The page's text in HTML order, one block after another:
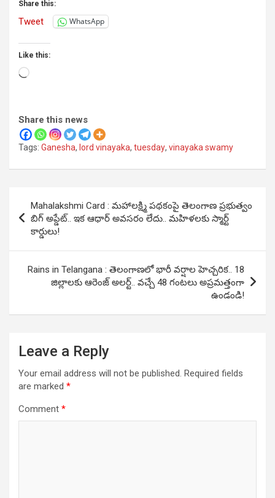
Share this:
Tweet WhatsApp
Like this:
Loading…
Share this news
Tags: Ganesha, lord vinayaka, tuesday, vinayaka swamy
navigation
Mahalakshmi Card : మహాలక్ష్మి పథకంపై తెలంగాణ ప్రభుత్వం
బిగ్ అప్డేట్.. ఇక ఆధార్ అవసరం లేదు.. మహిళలకు స్మార్ట్
కార్డులు!
Rains in Telangana : తెలంగాణలో భారీ వర్షాల హెచ్చరిక.. 18
జిల్లాలకు ఆరెంజ్ అలర్ట్.. వచ్చే 48 గంటలు అప్రమత్తంగా
ఉండండి!
Leave a Reply
Your email address will not be published. Required fields
are marked *
Comment *